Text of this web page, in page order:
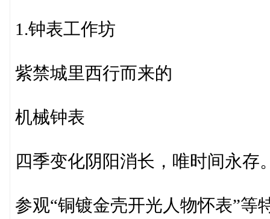
1.钟表工作坊
紫禁城里西行而来的
机械钟表
四季变化阴阳消长，唯时间永存
参观“铜镀金壳开光人物怀表”等